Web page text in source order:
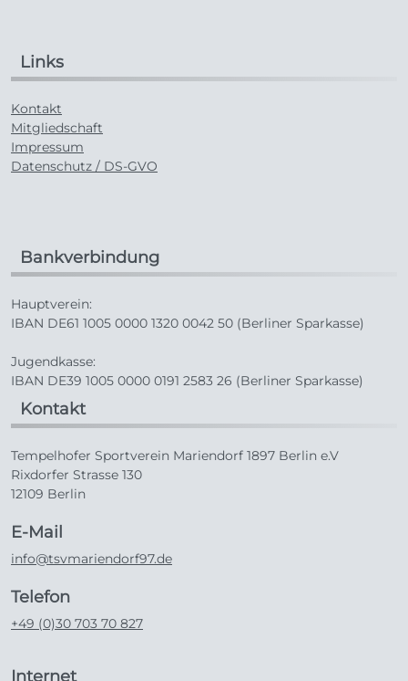
Links
Kontakt
Mitgliedschaft
Impressum
Datenschutz / DS-GVO
Bankverbindung
Hauptverein:
IBAN DE61 1005 0000 1320 0042 50 (Berliner Sparkasse)
Jugendkasse:
IBAN DE39 1005 0000 0191 2583 26 (Berliner Sparkasse)
Kontakt
Tempelhofer Sportverein Mariendorf 1897 Berlin e.V
Rixdorfer Strasse 130
12109 Berlin
E-Mail
info@tsvmariendorf97.de
Telefon
+49 (0)30 703 70 827
Internet